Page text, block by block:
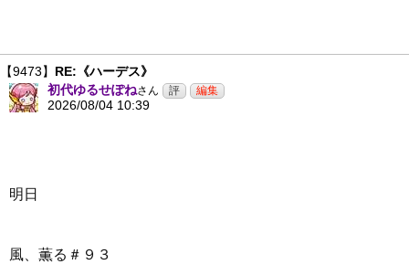
【9473】 RE:《ハーデス》
初代ゆるせぽねさん
2026/08/04 10:39
明日
風、薫る＃９３